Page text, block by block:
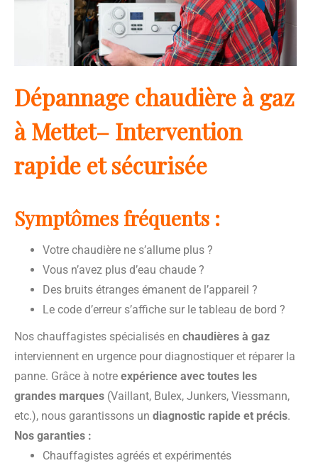
Dépannage chaudière à gaz
à Mettet– Intervention
rapide et sécurisée
Symptômes fréquents :
Votre chaudière ne s’allume plus ?
Vous n’avez plus d’eau chaude ?
Des bruits étranges émanent de l’appareil ?
Le code d’erreur s’affiche sur le tableau de bord ?
Nos chauffagistes spécialisés en chaudières à gaz
interviennent en urgence pour diagnostiquer et réparer la
panne. Grâce à notre expérience avec toutes les
grandes marques (Vaillant, Bulex, Junkers, Viessmann,
etc.), nous garantissons un diagnostic rapide et précis.
Nos garanties :
Chauffagistes agréés et expérimentés